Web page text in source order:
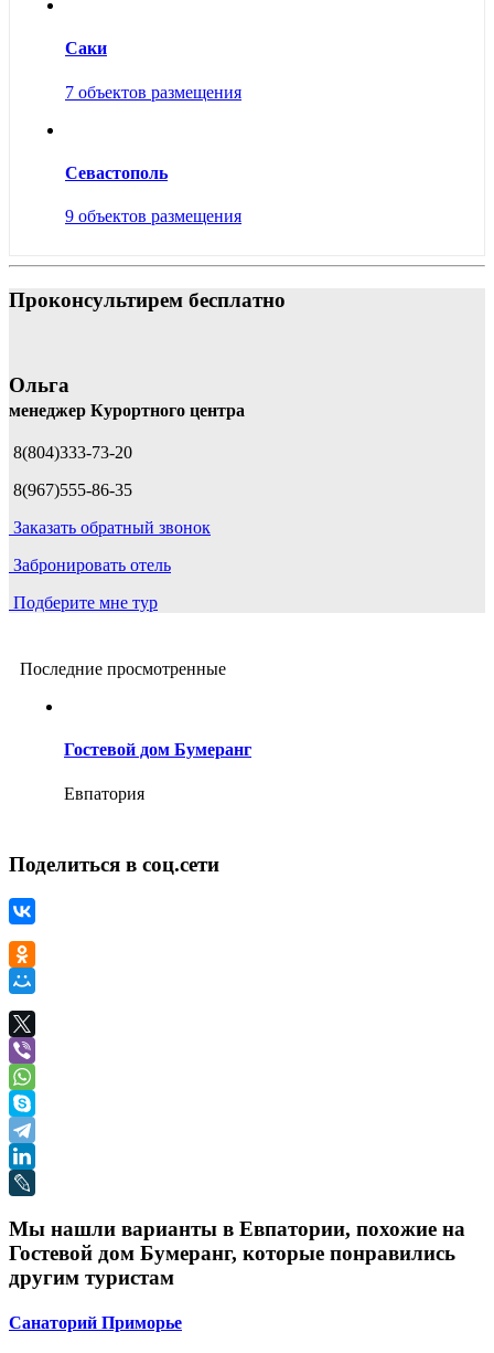
Саки
7 объектов размещения
Севастополь
9 объектов размещения
Проконсультирем бесплатно
Ольга
менеджер Курортного центра
8(804)333-73-20
8(967)555-86-35
Заказать обратный звонок
Забронировать отель
Подберите мне тур
Последние просмотренные
Гостевой дом Бумеранг
Евпатория
Поделиться в соц.сети
Мы нашли варианты в Евпатории, похожие на
Гостевой дом Бумеранг, которые понравились
другим туристам
Санаторий Приморье